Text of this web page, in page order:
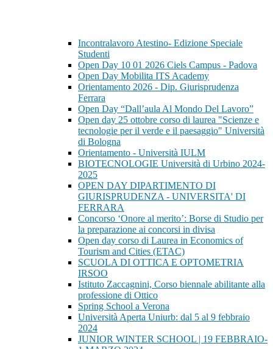
Incontralavoro Atestino- Edizione Speciale
Studenti
Open Day 10 01 2026 Ciels Campus - Padova
Open Day Mobilita ITS Academy
Orientamento 2026 - Dip. Giurisprudenza
Ferrara
Open Day “Dall’aula Al Mondo Del Lavoro”
Open day 25 ottobre corso di laurea "Scienze e
tecnologie per il verde e il paesaggio" Università
di Bologna
Orientamento - Università IULM
BIOTECNOLOGIE Università di Urbino 2024-
2025
OPEN DAY DIPARTIMENTO DI
GIURISPRUDENZA - UNIVERSITA' DI
FERRARA
Concorso ‘Onore al merito’: Borse di Studio per
la preparazione ai concorsi in divisa
Open day corso di Laurea in Economics of
Tourism and Cities (ETAC)
SCUOLA DI OTTICA E OPTOMETRIA
IRSOO
Istituto Zaccagnini, Corso biennale abilitante alla
professione di Ottico
Spring School a Verona
Università Aperta Uniurb: dal 5 al 9 febbraio
2024
JUNIOR WINTER SCHOOL | 19 FEBBRAIO-